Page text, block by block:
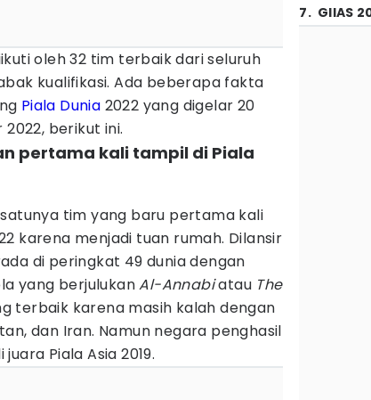
oleh 32 tim terbaik dari seluruh
kualifikasi. Ada beberapa fakta
Piala Dunia 2022 yang digelar 20
berikut ini.
pertama kali tampil di Piala
tim yang baru pertama kali
karena menjadi tuan rumah. Dilansir
di peringkat 49 dunia dengan
yang berjulukanAl-Annabiatau The
terbaik karena masih kalah dengan
dan Iran. Namun negara penghasil
Piala Asia 2019.
7. GIIAS